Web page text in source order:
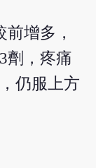
增多，
劑，疼痛
仍服上方